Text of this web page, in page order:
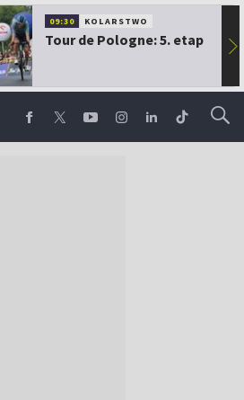
09:30 KOLARSTWO
Tour de Pologne: 5. etap ▶